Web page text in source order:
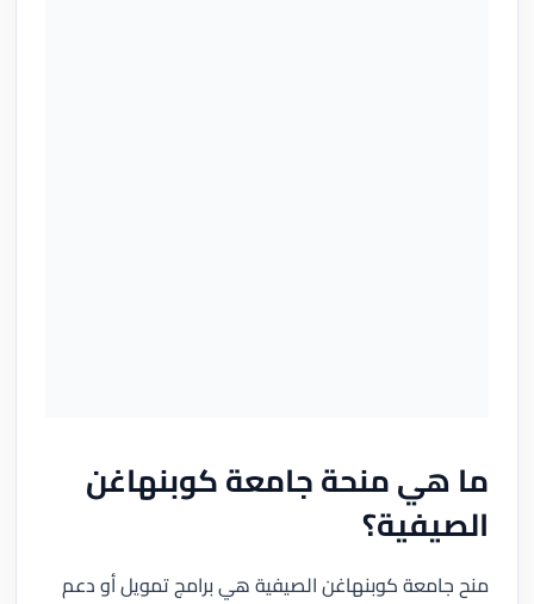
ما هي منحة جامعة كوبنهاغن
الصيفية؟
منح جامعة كوبنهاغن الصيفية هي برامج تمويل أو دعم